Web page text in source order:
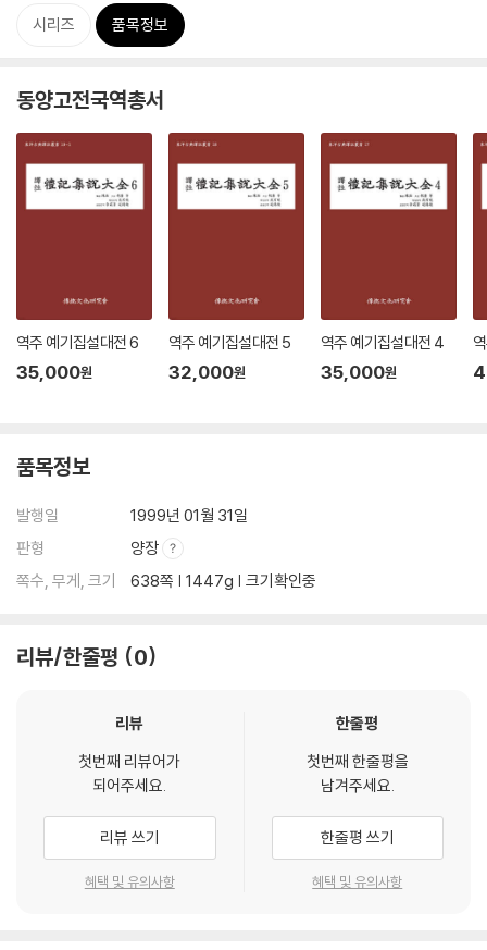
시리즈 품목정보
동양고전국역총서
역주 예기집설대전 6
35,000원
역주 예기집설대전 5
32,000원
역주 예기집설대전 4
35,000원
품목정보
발행일
1999년 01월 31일
판형
양장
쪽수, 무게, 크기
638쪽 | 1447g | 크기확인중
리뷰/한줄평 0
리뷰
첫번째 리뷰어가
되어주세요.
리뷰 쓰기
혜택 및 유의사항
한줄평
첫번째 한줄평을
남겨주세요.
한줄평 쓰기
혜택 및 유의사항